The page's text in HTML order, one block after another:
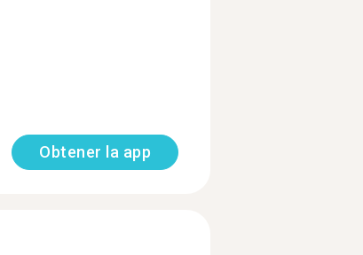
Obtener la app